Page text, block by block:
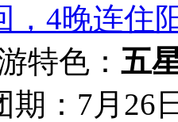
，4晚连
特色： 五
期：7月26